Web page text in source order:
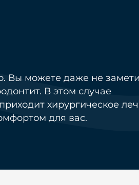
Вы можете даже не
В этом случае
хирургическое
для вас.